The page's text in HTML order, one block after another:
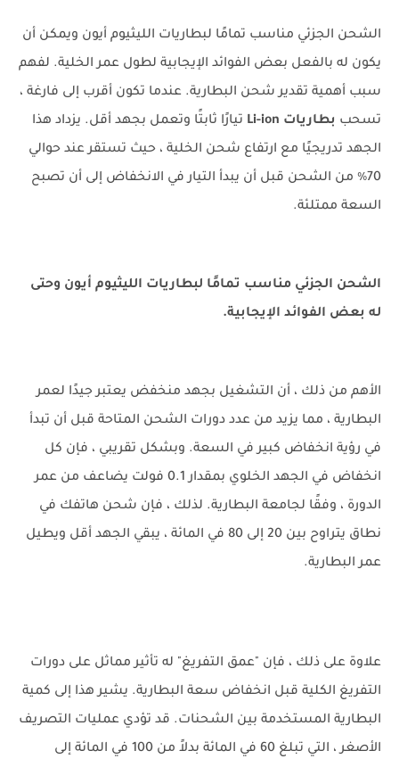
الشحن الجزئي مناسب تمامًا لبطاريات الليثيوم أيون ويمكن أن
يكون له بالفعل بعض الفوائد الإيجابية لطول عمر الخلية. لفهم
سبب أهمية تقدير شحن البطارية. عندما تكون أقرب إلى فارغة ،
تسحب بطاريات Li-ion
تيارًا ثابتًا وتعمل بجهد أقل. يزداد هذا
الجهد تدريجيًا مع ارتفاع شحن الخلية ، حيث تستقر عند حوالي
70٪ من الشحن قبل أن يبدأ التيار في الانخفاض إلى أن تصبح
السعة ممتلئة.
الشحن الجزئي مناسب تمامًا لبطاريات الليثيوم أيون وحتى
له بعض الفوائد الإيجابية.
الأهم من ذلك ، أن التشغيل بجهد منخفض يعتبر جيدًا لعمر
البطارية ، مما يزيد من عدد دورات الشحن المتاحة قبل أن تبدأ
في رؤية انخفاض كبير في السعة. وبشكل تقريبي ، فإن كل
انخفاض في الجهد الخلوي بمقدار 0.1 فولت يضاعف من عمر
الدورة ، وفقًا لجامعة البطارية. لذلك ، فإن شحن هاتفك في
نطاق يتراوح بين 20 إلى 80 في المائة ، يبقي الجهد أقل ويطيل
عمر البطارية.
علاوة على ذلك ، فإن "عمق التفريغ" له تأثير مماثل على دورات
التفريغ الكلية قبل انخفاض سعة البطارية. يشير هذا إلى كمية
البطارية المستخدمة بين الشحنات. قد تؤدي عمليات التصريف
الأصغر ، التي تبلغ 60 في المائة بدلاً من 100 في المائة إلى